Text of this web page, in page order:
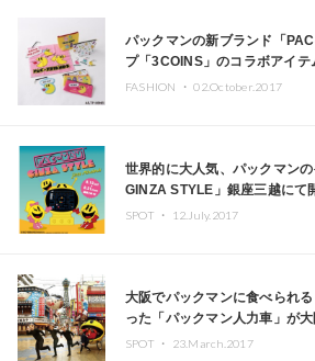
パックマンの新ブランド「
プ「3COINS」のコラボアイテ
FASHION ・02.October.2017
世界的に大人気、パックマン
GINZA STYLE」銀座三越にて
SPOT ・ 12.July.2017
大阪でパックマンに食べられ
った「パックマン人力車」が
SPOT ・ 23.March.2017